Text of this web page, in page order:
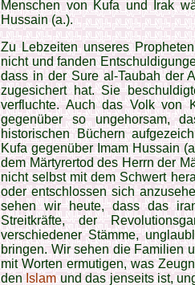
Menschen von Kufa und Irak
Hussain (a.).
Zu Lebzeiten unseres
nicht und fanden
dass in der Sure al-Taubah der
zugesichert hat. Sie
verfluchte. Auch das Volk von
gegenüber so ungehorsam,
historischen Büchern
Kufa gegenüber Imam Hussain
dem Märtyrertod des Herrn der
nicht selbst mit dem Schwert
oder entschlossen sich
sehen wir heute, dass das
Streitkräfte, der
verschiedener Stämme,
bringen. Wir sehen die Familien
mit Worten ermutigen, was
denIslamund das jenseits ist,